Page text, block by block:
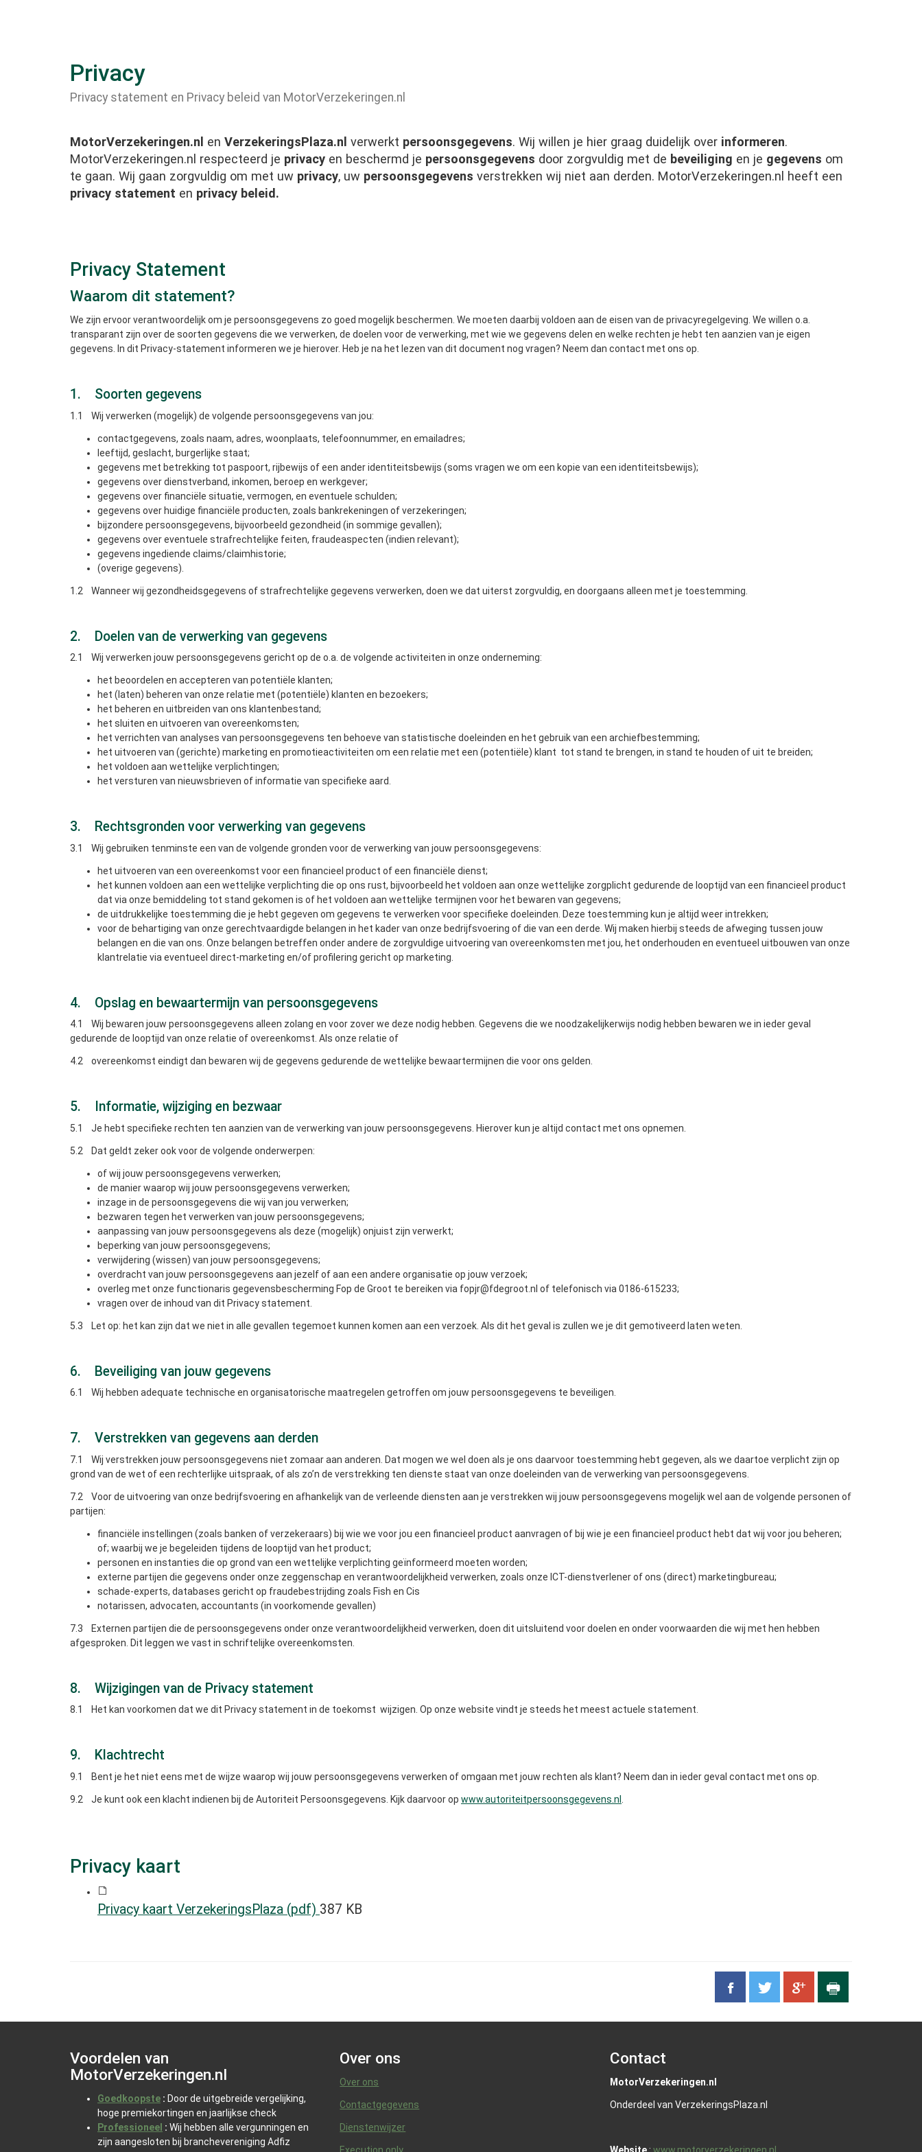
Privacy
Privacy statement en Privacy beleid van MotorVerzekeringen.nl
MotorVerzekeringen.nl en VerzekeringsPlaza.nl verwerkt persoonsgegevens. Wij willen je hier graag duidelijk over informeren.
MotorVerzekeringen.nl respecteerd je privacy en beschermd je persoonsgegevens door zorgvuldig met de beveiliging en je gegevens om
te gaan. Wij gaan zorgvuldig om met uw privacy, uw persoonsgegevens verstrekken wij niet aan derden. MotorVerzekeringen.nl heeft een
privacy statement en privacy beleid.
Privacy Statement
Waarom dit statement?
We zijn ervoor verantwoordelijk om je persoonsgegevens zo goed mogelijk beschermen. We moeten daarbij voldoen aan de eisen van de privacyregelgeving. We willen o.a.
transparant zijn over de soorten gegevens die we verwerken, de doelen voor de verwerking, met wie we gegevens delen en welke rechten je hebt ten aanzien van je eigen
gegevens. In dit Privacy-statement informeren we je hierover. Heb je na het lezen van dit document nog vragen? Neem dan contact met ons op.
1. Soorten gegevens
1.1 Wij verwerken (mogelijk) de volgende persoonsgegevens van jou:
contactgegevens, zoals naam, adres, woonplaats, telefoonnummer, en emailadres;
leeftijd, geslacht, burgerlijke staat;
gegevens met betrekking tot paspoort, rijbewijs of een ander identiteitsbewijs (soms vragen we om een kopie van een identiteitsbewijs);
gegevens over dienstverband, inkomen, beroep en werkgever;
gegevens over financiële situatie, vermogen, en eventuele schulden;
gegevens over huidige financiële producten, zoals bankrekeningen of verzekeringen;
bijzondere persoonsgegevens, bijvoorbeeld gezondheid (in sommige gevallen);
gegevens over eventuele strafrechtelijke feiten, fraudeaspecten (indien relevant);
gegevens ingediende claims/claimhistorie;
(overige gegevens).
1.2 Wanneer wij gezondheidsgegevens of strafrechtelijke gegevens verwerken, doen we dat uiterst zorgvuldig, en doorgaans alleen met je toestemming.
2. Doelen van de verwerking van gegevens
2.1 Wij verwerken jouw persoonsgegevens gericht op de o.a. de volgende activiteiten in onze onderneming:
het beoordelen en accepteren van potentiële klanten;
het (laten) beheren van onze relatie met (potentiële) klanten en bezoekers;
het beheren en uitbreiden van ons klantenbestand;
het sluiten en uitvoeren van overeenkomsten;
het verrichten van analyses van persoonsgegevens ten behoeve van statistische doeleinden en het gebruik van een archiefbestemming;
het uitvoeren van (gerichte) marketing­ en promotieactiviteiten om een relatie met een (potentiële) klant tot stand te brengen, in stand te houden of uit te breiden;
het voldoen aan wettelijke verplichtingen;
het versturen van nieuwsbrieven of informatie van specifieke aard.
3. Rechtsgronden voor verwerking van gegevens
3.1 Wij gebruiken tenminste een van de volgende gronden voor de verwerking van jouw persoonsgegevens:
het uitvoeren van een overeenkomst voor een financieel product of een financiële dienst;
het kunnen voldoen aan een wettelijke verplichting die op ons rust, bijvoorbeeld het voldoen aan onze wettelijke zorgplicht gedurende de looptijd van een financieel product
dat via onze bemiddeling tot stand gekomen is of het voldoen aan wettelijke termijnen voor het bewaren van gegevens;
de uitdrukkelijke toestemming die je hebt gegeven om gegevens te verwerken voor specifieke doeleinden. Deze toestemming kun je altijd weer intrekken;
voor de behartiging van onze gerechtvaardigde belangen in het kader van onze bedrijfsvoering of die van een derde. Wij maken hierbij steeds de afweging tussen jouw
belangen en die van ons. Onze belangen betreffen onder andere de zorgvuldige uitvoering van overeenkomsten met jou, het onderhouden en eventueel uitbouwen van onze
klantrelatie via eventueel direct-marketing en/of profilering gericht op marketing.
4. Opslag en bewaartermijn van persoonsgegevens
4.1 Wij bewaren jouw persoonsgegevens alleen zolang en voor zover we deze nodig hebben. Gegevens die we noodzakelijkerwijs nodig hebben bewaren we in ieder geval
gedurende de looptijd van onze relatie of overeenkomst. Als onze relatie of
4.2 overeenkomst eindigt dan bewaren wij de gegevens gedurende de wettelijke bewaartermijnen die voor ons gelden.
5. Informatie, wijziging en bezwaar
5.1 Je hebt specifieke rechten ten aanzien van de verwerking van jouw persoonsgegevens. Hierover kun je altijd contact met ons opnemen.
5.2 Dat geldt zeker ook voor de volgende onderwerpen:
of wij jouw persoonsgegevens verwerken;
de manier waarop wij jouw persoonsgegevens verwerken;
inzage in de persoonsgegevens die wij van jou verwerken;
bezwaren tegen het verwerken van jouw persoonsgegevens;
aanpassing van jouw persoonsgegevens als deze (mogelijk) onjuist zijn verwerkt;
beperking van jouw persoonsgegevens;
verwijdering (wissen) van jouw persoonsgegevens;
overdracht van jouw persoonsgegevens aan jezelf of aan een andere organisatie op jouw verzoek;
overleg met onze functionaris gegevensbescherming Fop de Groot te bereiken via fopjr@fdegroot.nl of telefonisch via 0186-615233;
vragen over de inhoud van dit Privacy statement.
5.3 Let op: het kan zijn dat we niet in alle gevallen tegemoet kunnen komen aan een verzoek. Als dit het geval is zullen we je dit gemotiveerd laten weten.
6. Beveiliging van jouw gegevens
6.1 Wij hebben adequate technische en organisatorische maatregelen getroffen om jouw persoonsgegevens te beveiligen.
7. Verstrekken van gegevens aan derden
7.1 Wij verstrekken jouw persoonsgegevens niet zomaar aan anderen. Dat mogen we wel doen als je ons daarvoor toestemming hebt gegeven, als we daartoe verplicht zijn op
grond van de wet of een rechterlijke uitspraak, of als zo’n de verstrekking ten dienste staat van onze doeleinden van de verwerking van persoonsgegevens.
7.2 Voor de uitvoering van onze bedrijfsvoering en afhankelijk van de verleende diensten aan je verstrekken wij jouw persoonsgegevens mogelijk wel aan de volgende personen of
partijen:
financiële instellingen (zoals banken of verzekeraars) bij wie we voor jou een financieel product aanvragen of bij wie je een financieel product hebt dat wij voor jou beheren;
of; waarbij we je begeleiden tijdens de looptijd van het product;
personen en instanties die op grond van een wettelijke verplichting geïnformeerd moeten worden;
externe partijen die gegevens onder onze zeggenschap en verantwoordelijkheid verwerken, zoals onze ICT-­dienstverlener of ons (direct) marketingbureau;
schade-experts, databases gericht op fraudebestrijding zoals Fish en Cis
notarissen, advocaten, accountants (in voorkomende gevallen)
7.3 Externen partijen die de persoonsgegevens onder onze verantwoordelijkheid verwerken, doen dit uitsluitend voor doelen en onder voorwaarden die wij met hen hebben
afgesproken. Dit leggen we vast in schriftelijke overeenkomsten.
8. Wijzigingen van de Privacy statement
8.1 Het kan voorkomen dat we dit Privacy statement in de toekomst wijzigen. Op onze website vindt je steeds het meest actuele statement.
9. Klachtrecht
9.1 Bent je het niet eens met de wijze waarop wij jouw persoonsgegevens verwerken of omgaan met jouw rechten als klant? Neem dan in ieder geval contact met ons op.
9.2 Je kunt ook een klacht indienen bij de Autoriteit Persoonsgegevens. Kijk daarvoor op www.autoriteitpersoonsgegevens.nl
Privacy kaart
Privacy kaart VerzekeringsPlaza (pdf) 387 KB
Voordelen van
MotorVerzekeringen.nl
Goedkoopste : Door de uitgebreide vergelijking,
hoge premiekortingen en jaarlijkse check
Professioneel : Wij hebben alle vergunningen en
zijn aangesloten bij branchevereniging Adfiz
Over ons
Over ons
Contactgegevens
Dienstenwijzer
Execution only
Contact
MotorVerzekeringen.nl
Onderdeel van VerzekeringsPlaza.nl
Website: www.motorverzekeringen.nl